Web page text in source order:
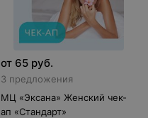
от 65 руб.
3 предложения
МЦ «Эксана» Женский чек-
ап «Стандарт»